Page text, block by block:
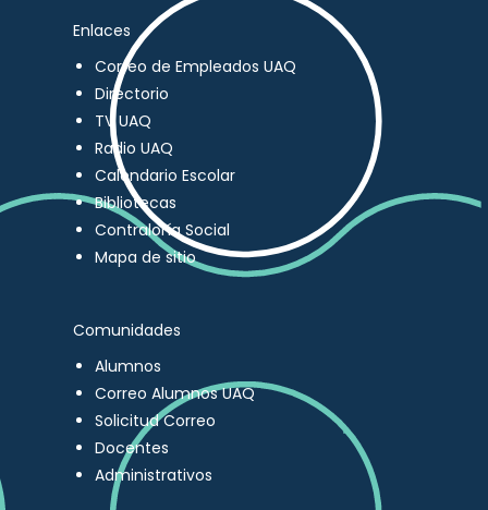
Enlaces
Correo de Empleados UAQ
Directorio
TV UAQ
Radio UAQ
Calendario Escolar
Bibliotecas
Contraloría Social
Mapa de sitio
Comunidades
Alumnos
Correo Alumnos UAQ
Solicitud Correo
Docentes
Administrativos